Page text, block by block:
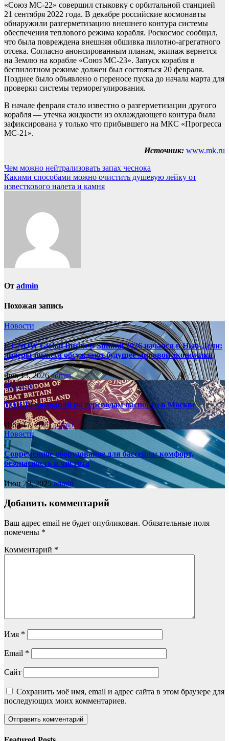
«Союз МС-22» совершил стыковку с орбитальной станцией
21 сентября 2022 года. В декабре российские космонавты
обнаружили разгерметизацию внешнего контура системы
обеспечения теплового режима корабля. Роскосмос сообщал,
что была повреждена внешняя обшивка пилотно-агрегатного
отсека. Согласно анонсированным планам, экипаж вернется
на Землю на корабле «Союз МС-23». Запуск корабля в
беспилотном режиме должен был состояться 20 февраля.
Позднее было объявлено о переносе пуска до начала марта для
проверки системы терморегулирования.
В начале февраля стало известно о разгерметизации другого
корабля — утечка жидкости из охлаждающего контура была
зафиксирована у только что прибывшего на МКС «Прогресса
МС-21».
Источник: www.mk.ru
Навигация
по
Чем можно нейтрализовать запах чеснока
Какими способами можно очистить душевую лейку от
известкового налета и камня
От admin
Похожая запись
Новости
ET NOW Global Business Summit 2026 начался в Нью‑Дели:
лидеры бизнеса обсуждают будущее мировой экономики
Фев 13, 2026admin
Новости
ТОП-10 компаний по переводам паспорта в Москве
Июл 17, 2025admin
Новости
Современное оборудование для бассейна: комфорт,
безопасность и чистота
Июн 29, 2025admin
Добавить комментарий
Ваш адрес email не будет опубликован. Обязательные поля
помечены *
Комментарий *
Имя *
Email *
Сайт
Сохранить моё имя, email и адрес сайта в этом браузере для
последующих моих комментариев.